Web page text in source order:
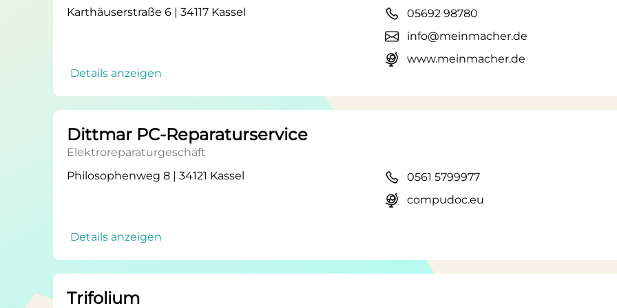
Karthäuserstraße 6 | 34117 Kassel
Details anzeigen
05692 98780
info@meinmacher.de
www.meinmacher.de
Dittmar PC-Reparaturservice
Elektroreparaturgeschäft
Philosophenweg 8 | 34121 Kassel
Details anzeigen
0561 5799977
compudoc.eu
Trifolium